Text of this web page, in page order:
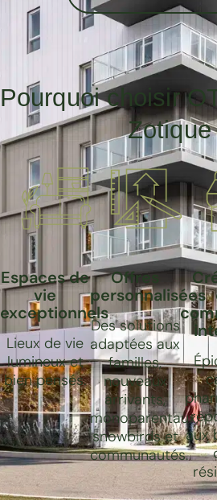
Pourquoi choisir
Zotique
Espaces de
vie
exceptionnels
Lieux de vie
lumineux et
bien pensés.
Offres
personnalisées
Des solutions
adaptées aux
familles,
nouveaux
arrivants,
monoparentaux,
snowbirds et
communautés.
aux